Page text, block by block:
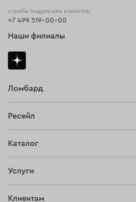
Ломбард
Тарифы
Ресейл
Купить
Каталог
Серьги
Услуги
Клиентам
служба поддержки клиентов:
+7 499 519-00-00
Наши филиалы